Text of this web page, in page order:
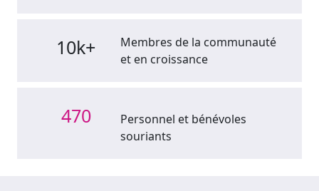
10k+
Membres de la communauté
et en croissance
470
Personnel et bénévoles
souriants